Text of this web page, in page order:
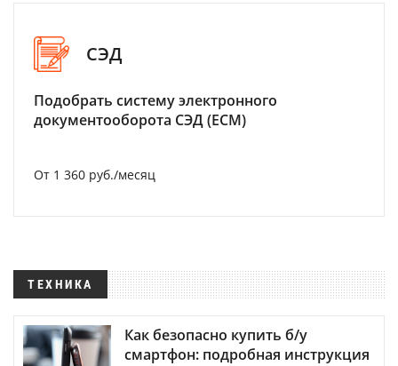
СЭД
Подобрать систему электронного
документооборота СЭД (ECM)
От 1 360 руб./месяц
ТЕХНИКА
Как безопасно купить б/у
смартфон: подробная инструкция